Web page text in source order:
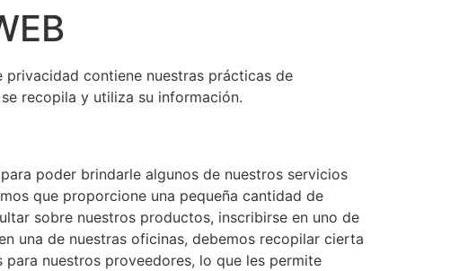
contiene nuestras prácticas de
recopila y utiliza su información.
poder brindarle algunos de nuestros servicios
que proporcione una pequeña cantidad de
sobre nuestros productos, inscribirse en uno de
una de nuestras oficinas, debemos recopilar cierta
nuestros proveedores, lo que les permite